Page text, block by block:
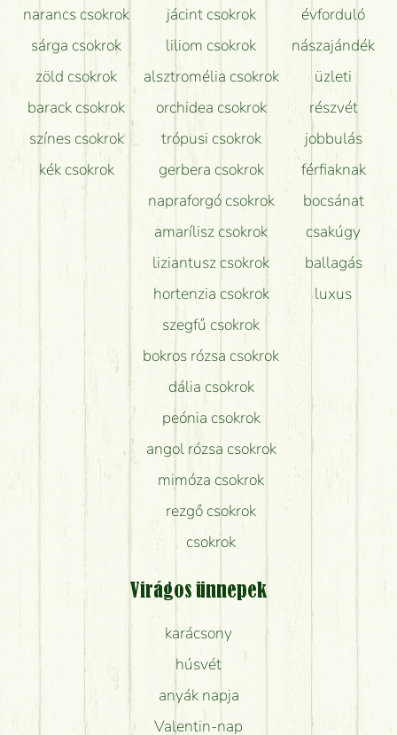
narancs csokrok
sárga csokrok
zöld csokrok
barack csokrok
színes csokrok
kék csokrok
jácint csokrok
liliom csokrok
alsztromélia csokrok
orchidea csokrok
trópusi csokrok
gerbera csokrok
napraforgó csokrok
amarílisz csokrok
liziantusz csokrok
hortenzia csokrok
szegfű csokrok
bokros rózsa csokrok
dália csokrok
peónia csokrok
angol rózsa csokrok
mimóza csokrok
rezgő csokrok
csokrok
évforduló
nászajándék
üzleti
részvét
jobbulás
férfiaknak
bocsánat
csakúgy
ballagás
luxus
Virágos ünnepek
karácsony
húsvét
anyák napja
Valentin-nap